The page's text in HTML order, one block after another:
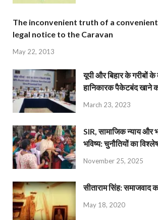
The inconvenient truth of a
legal notice to the Caravan
May 22, 2013
यूपी और बिहार के गरीबों के
हानिकारक पैकेटबंद खाने
March 23, 2023
SIR, सामाजिक न्याय और
भविष्य: चुनौतियों का
November 25, 2025
सीताराम सिंह:
May 18, 2020